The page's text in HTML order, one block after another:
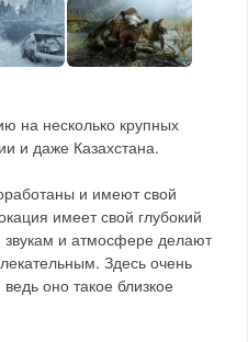
на несколько крупных
и даже Казахстана.
и имеют свой
имеет свой глубокий
и атмосфере делают
Здесь очень
оно такое близкое